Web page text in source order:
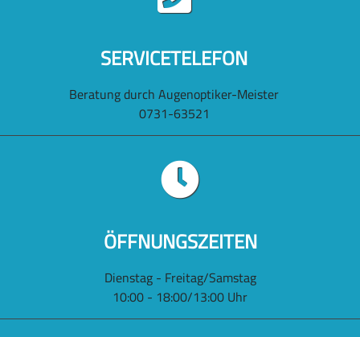
SERVICETELEFON
Beratung durch Augenoptiker-Meister
0731-63521
ÖFFNUNGSZEITEN
Dienstag - Freitag/Samstag
10:00 - 18:00/13:00 Uhr